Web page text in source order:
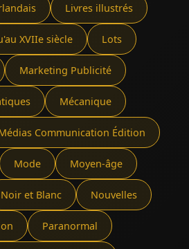
Livres illustrés
XVIIe siècle Lots
Marketing Publicité
Mécanique
Communication Édition
Mode Moyen-âge
Noir et Blanc Nouvelles
Paranormal